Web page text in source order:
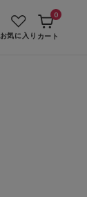
お気に入り カート
0